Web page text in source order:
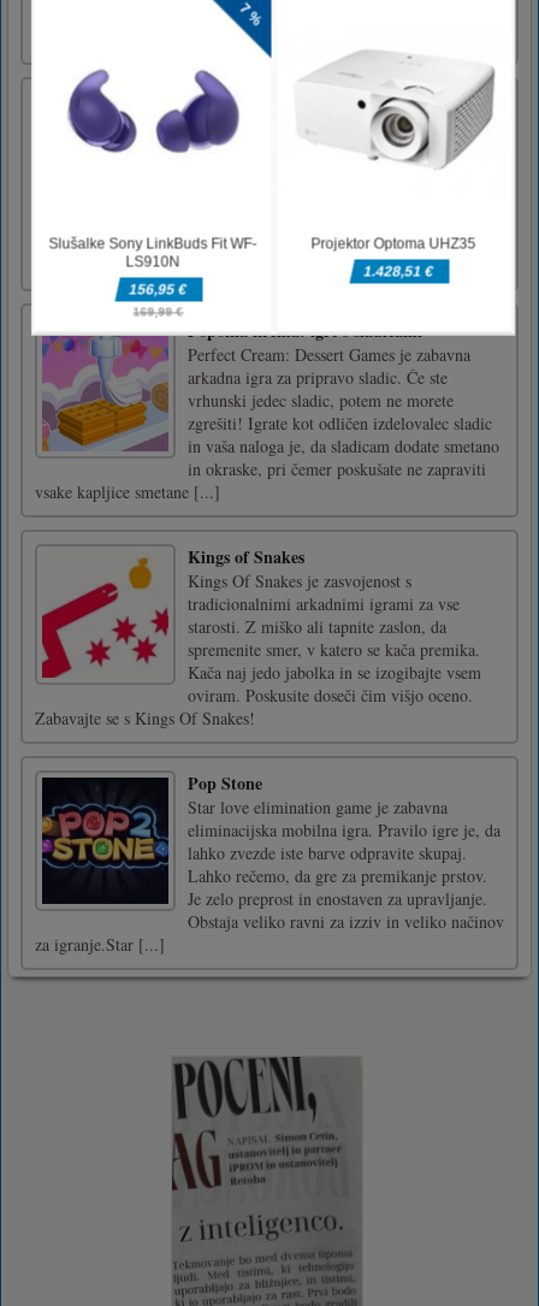
svojo misijo pobega.Oglejte si sobo in zberite
Hair Challenge Arena
Hair Challenge Arena je igra v areni za
zbiranje las s 3D risanimi modeli. V krožni
areni morate zbirati predmete za lase in se
premagate druge nasprotnike ali končno
preživite, lahko zmagate v b [...]
Popolna krema: igre s sladicami
Perfect Cream: Dessert Games je zabavna
arkadna igra za pripravo sladic. Če ste
vrhunski jedec sladic, potem ne morete
zgrešiti! Igrate kot odličen izdelovalec sladic
in vaša naloga je, da sladicam dodate smetano
in okraske, pri čemer poskušate ne zapraviti
vsake kapljice smetane [...]
Kings of Snakes
Kings Of Snakes je zasvojenost s
tradicionalnimi arkadnimi igrami za vse
starosti. Z miško ali tapnite zaslon, da
spremenite smer, v katero se kača premika.
Kača naj jedo jabolka in se izogibajte vsem
oviram. Poskusite doseči čim višjo oceno.
Zabavajte se s Kings Of Snakes!
Pop Stone
Star love elimination game je zabavna
eliminacijska mobilna igra. Pravilo igre je, da
lahko zvezde iste barve odpravite skupaj.
Lahko rečemo, da gre za premikanje prstov.
Je zelo preprost in enostaven za upravljanje.
Obstaja veliko ravni za izziv in veliko načinov
za igranje.Star [...]